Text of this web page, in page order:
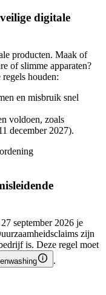
digitale
producten. Maak of
of slimme apparaten?
houden:
en misbruik snel
voldoen, zoals
december 2027).
september 2026 je
zijn
is. Deze regel moet
.